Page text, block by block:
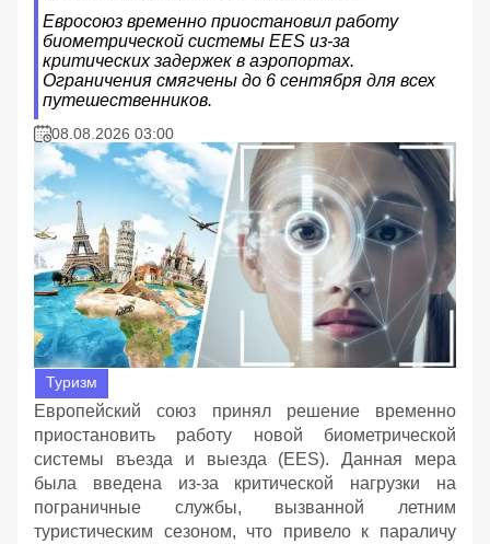
Евросоюз временно приостановил работу
биометрической системы EES из-за
критических задержек в аэропортах.
Ограничения смягчены до 6 сентября для всех
путешественников.
08.08.2026 03:00
Туризм
Европейский союз принял решение временно
приостановить работу новой биометрической
системы въезда и выезда (EES). Данная мера
была введена из-за критической нагрузки на
пограничные службы, вызванной летним
туристическим сезоном, что привело к параличу